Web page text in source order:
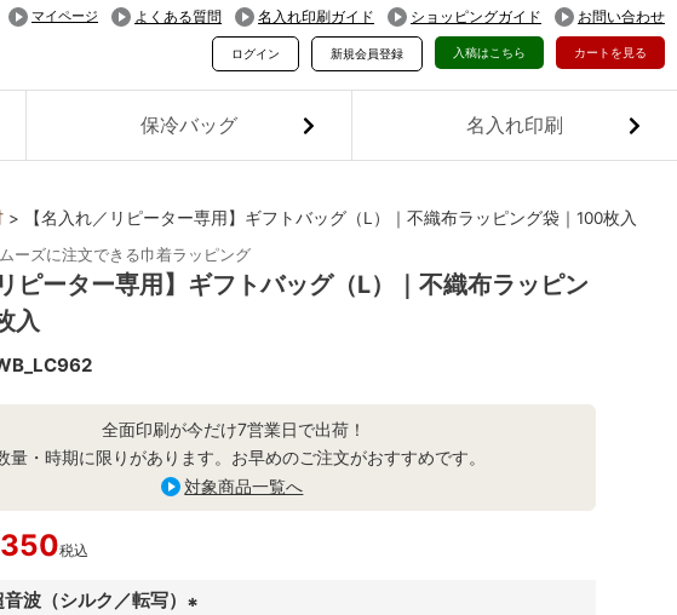
マイページ よくある質問 名入れ印刷ガイド ショッピングガイド お問い合わせ
カートを見る
入稿はこちら
ログイン 新規会員登録
保冷バッグ 名入れ印刷
【名入れ／リピーター専用】ギフトバッグ（L）｜不織布ラッピング袋｜100枚入
ーズに注文できる巾着ラッピング
ピーター専用】ギフトバッグ（L）｜不織布ラッピン
入
全面印刷が今だけ7営業日で出荷！
量・時期に限りがあります。お早めのご注文がおすすめです。
対象商品一覧へ
税込
波（シルク／転写）